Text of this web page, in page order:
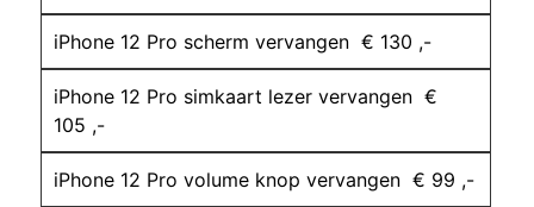
iPhone 12 Pro scherm vervangen € 130 ,-
iPhone 12 Pro simkaart lezer vervangen €
105 ,-
iPhone 12 Pro volume knop vervangen € 99 ,-